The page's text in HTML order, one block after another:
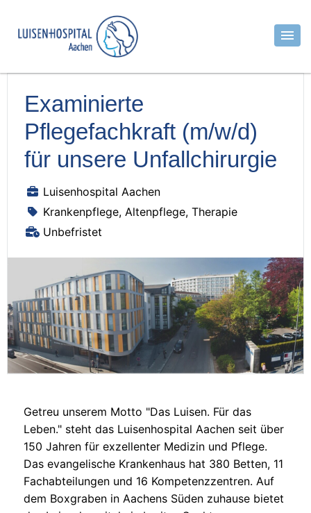
Examinierte
Pflegefachkraft (m/w/d)
für unsere Unfallchirurgie
Luisenhospital Aachen
Krankenpflege, Altenpflege, Therapie
Unbefristet
Getreu unserem Motto "Das Luisen. Für das
Leben." steht das Luisenhospital Aachen seit über
150 Jahren für exzellenter Medizin und Pflege.
Das evangelische Krankenhaus hat 380 Betten, 11
Fachabteilungen und 16 Kompetenzzentren. Auf
dem Boxgraben in Aachens Süden zuhause bietet